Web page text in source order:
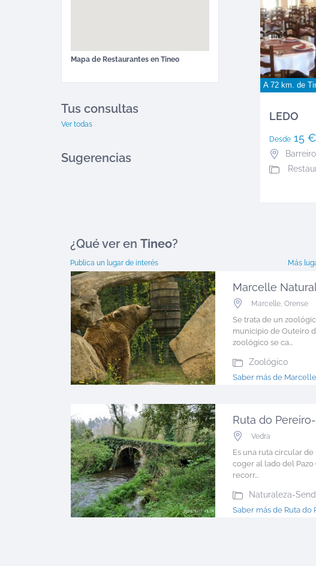
A 72 km. de
LEDO
Desde 15 €
Mapa de Restaurantes en Tineo
Tus consultas
Ver todas
Sugerencias
¿Qué ver en Tineo?
Publica un lugar de interés Más
Marcelle
Marcelle Orense
Se trata de un
municipio de Outeiro
zoológico se ca...
Zoológico
Saber más de
Ruta do
Vedra
Es una ruta circular
coger al lado del Pazo
recorr...
Naturaleza-
Saber más de Ruta do